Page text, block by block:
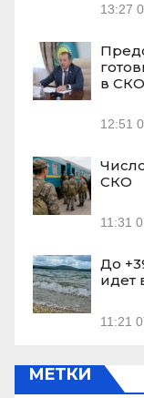
13:27
в СКО
12:51
СКО
11:31
До
идет
11:21
МЕТКИ